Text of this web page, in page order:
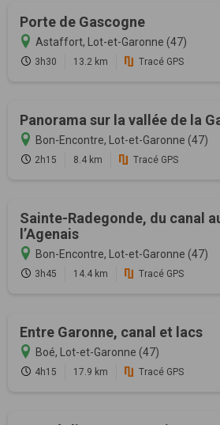
Porte de Gascogne
Astaffort, Lot-et-Garonne (47)
3h30 13.2 km Tracé GPS
Panorama sur la vallée de la
Bon-Encontre, Lot-et-Garonne (47)
2h15 8.4 km Tracé GPS
Sainte-Radegonde, du canal
l’Agenais
Bon-Encontre, Lot-et-Garonne (47)
3h45 14.4 km Tracé GPS
Entre Garonne, canal et lacs
Boé, Lot-et-Garonne (47)
4h15 17.9 km Tracé GPS